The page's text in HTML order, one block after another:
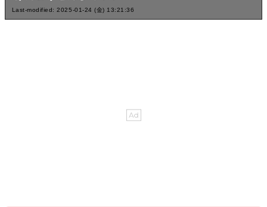
Last-modified: 2025-01-24 (金) 13:21:36